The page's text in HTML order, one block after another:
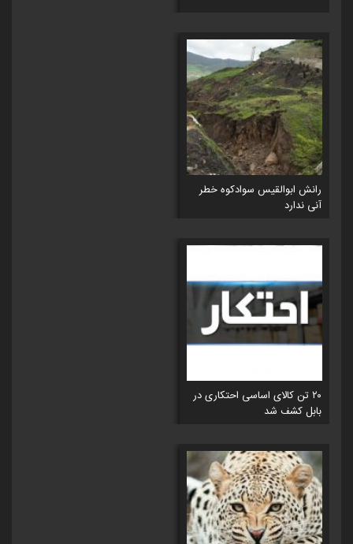
رانش ابوالقیس سوادکوه خطر
آنی ندارد
۲۰ تن کالای اساسی احتکاری در
بابل کشف شد